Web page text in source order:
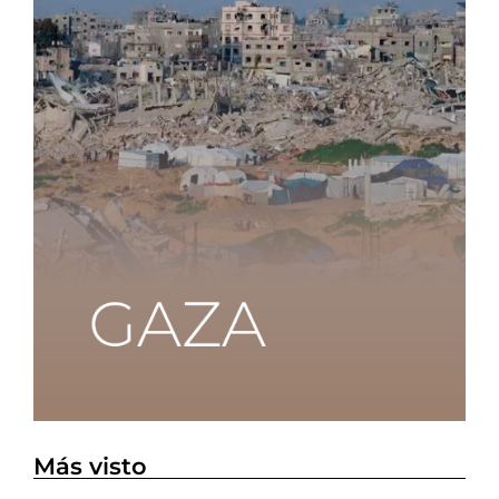
Más visto